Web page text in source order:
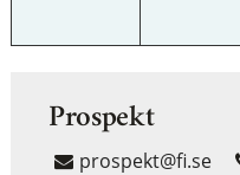
Prospekt
prospekt@fi.se